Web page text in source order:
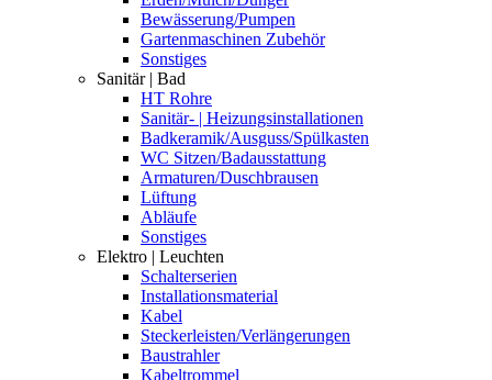
Bewässerung/Pumpen
Gartenmaschinen Zubehör
Sonstiges
Sanitär | Bad
HT Rohre
Sanitär- | Heizungsinstallationen
Badkeramik/Ausguss/Spülkasten
WC Sitzen/Badausstattung
Armaturen/Duschbrausen
Lüftung
Abläufe
Sonstiges
Elektro | Leuchten
Schalterserien
Installationsmaterial
Kabel
Steckerleisten/Verlängerungen
Baustrahler
Kabeltrommel